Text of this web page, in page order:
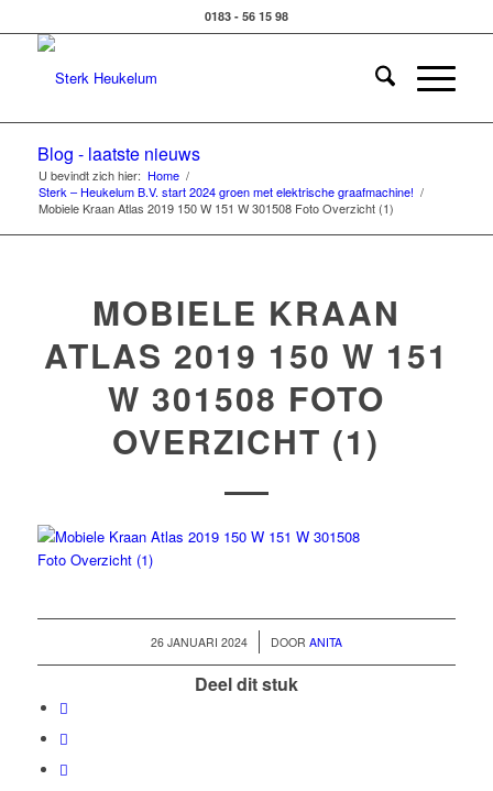
0183 - 56 15 98
Blog - laatste nieuws
U bevindt zich hier: Home /
Sterk – Heukelum B.V. start 2024 groen met elektrische graafmachine! /
Mobiele Kraan Atlas 2019 150 W 151 W 301508 Foto Overzicht (1)
MOBIELE KRAAN
ATLAS 2019 150 W 151
W 301508 FOTO
OVERZICHT (1)
26 JANUARI 2024
/ DOOR ANITA
Deel dit stuk